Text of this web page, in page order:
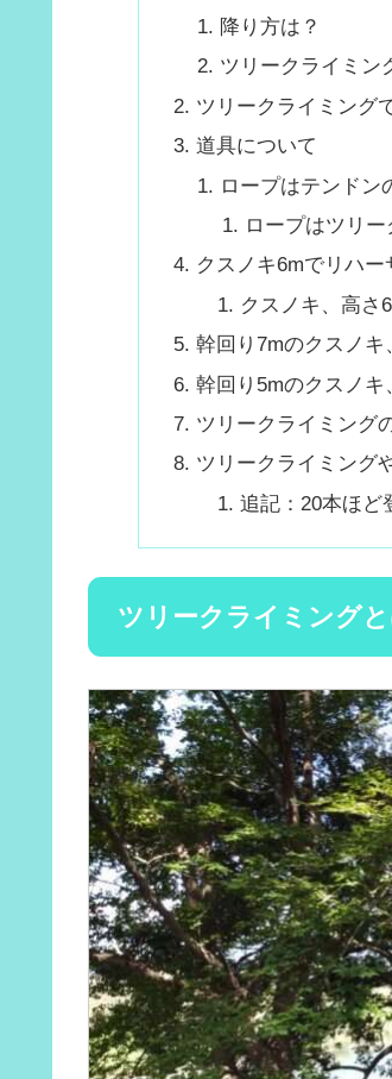
降り方は？
ツリークライミン
ツリークライミング
道具について
ロープはテンドン
ロープはツリ
クスノキ6mでリハー
クスノキ、高さ
幹回り7mのクスノキ
幹回り5mのクスノキ
ツリークライミング
ツリークライミング
追記：20本ほど
ツリークライミングと